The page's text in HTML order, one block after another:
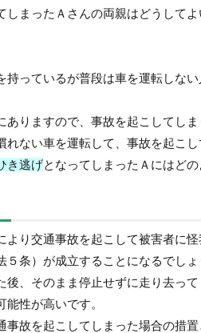
まったＡさんの両親はどうしてよ
持っているが普段は車を運転しな
りますので、事故を起こしてしま
ない車を運転して、事故を起こし
き逃げとなってしまったＡにはど
り交通事故を起こして被害者に
５条）が成立することになるでしょ
、そのまま停止せずに走り去って
能性が高いです。
事故を起こしてしまった場合の措置